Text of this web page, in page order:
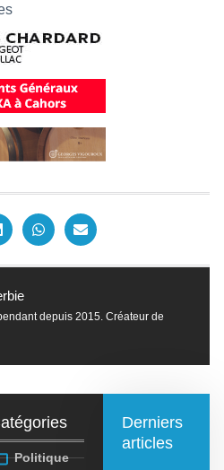
depuis 2015. Créateur de
Politique
Derniers
articles